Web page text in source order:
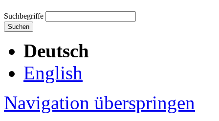
Suchbegriffe
Suchen
Deutsch
English
Navigation überspringen